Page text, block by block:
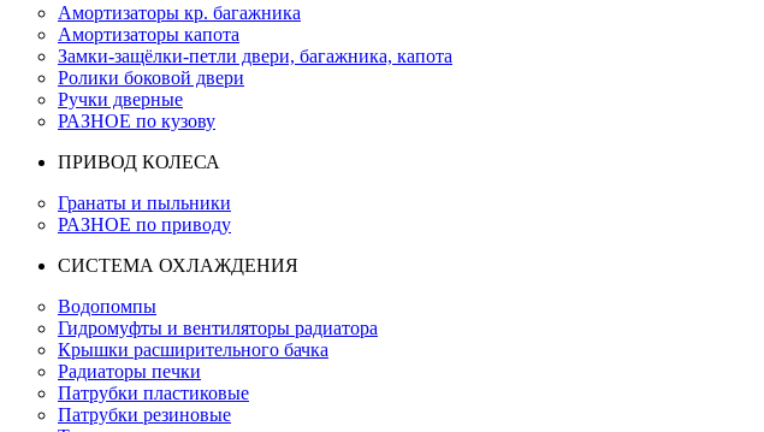
Амортизаторы кр. багажника
Амортизаторы капота
Замки-защёлки-петли двери, багажника, капота
Ролики боковой двери
Ручки дверные
РАЗНОЕ по кузову
ПРИВОД КОЛЕСА
Гранаты и пыльники
РАЗНОЕ по приводу
СИСТЕМА ОХЛАЖДЕНИЯ
Водопомпы
Гидромуфты и вентиляторы радиатора
Крышки расширительного бачка
Радиаторы печки
Патрубки пластиковые
Патрубки резиновые